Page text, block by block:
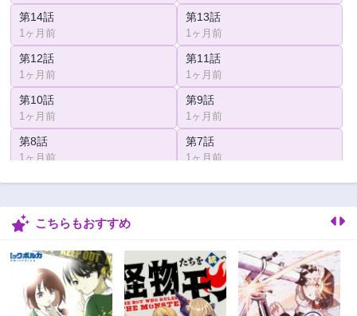
第14話
1ヶ月前
第13話
1ヶ月前
第12話
1ヶ月前
第11話
1ヶ月前
第10話
1ヶ月前
第9話
1ヶ月前
第8話
1ヶ月前
第7話
1ヶ月前
第6話 第5話
第4話
第2話
1ヶ月前
第1話
1ヶ月前
こちらもおすすめ